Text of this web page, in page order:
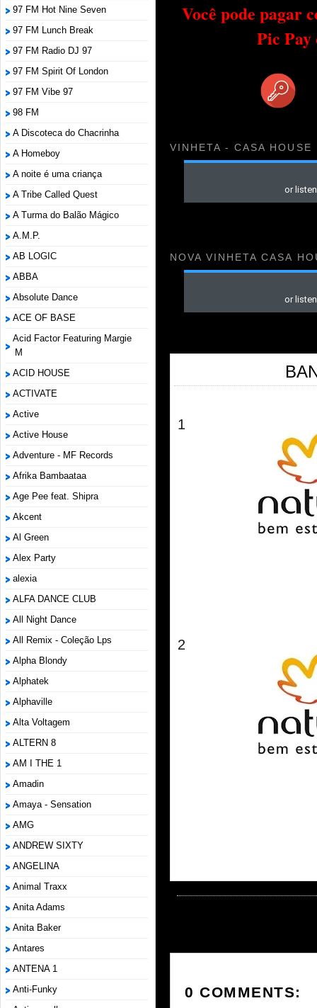
97 FM Hot Nine Seven
97 FM Lunch Break
97 FM Radio DJ 97
97 FM Spirit Of London
97 FM Vibe 97
98 FM
A Discoteca do Chacrinha
A Homeboy
A noite é uma criança
A Tribe Called Quest
A Turma do Balão Mágico
A.M.P.
AB LOGIC
ABBA
Absolute Dance
ACE OF BASE
Acid Factor Featuring Margie
M
ACID HOUSE
ACTIVATE
Active
Active House
Adventure - MF Records
Afrika Bambaataa
Age Pee feat. Shipra
Akcent
Al Green
Alex Party
alexia
ALFA DANCE CLUB
All Night Dance
All Remix - Coleção Lps
Alpha Blondy
Alphatek
Alphaville
Alta Voltagem
ALTERN 8
AM I THE 1
Amadin
Amaya - Sensation
AMG
ANDREW SIXTY
ANGELINA
Animal Traxx
Anita Adams
Anita Baker
Antares
ANTENA 1
Anti-Funky
Você pode pagar
Pic
VINHETA - CASA HOUSE
NOVA VINHETA CASA
1
2
0 COMMENTS: